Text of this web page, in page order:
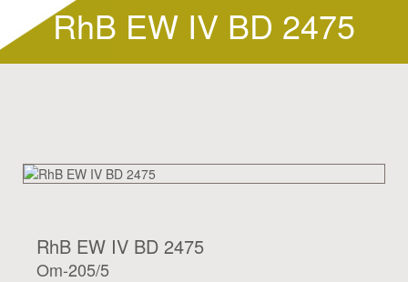
RhB EW IV BD 2475
RhB EW IV BD 2475
Om-205/5